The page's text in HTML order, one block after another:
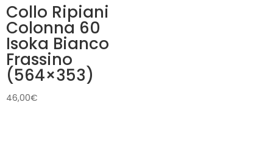
Collo Ripiani
Colonna 60
Isoka Bianco
Frassino
(564×353)
46,00€